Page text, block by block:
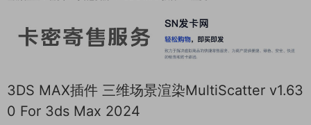
3DS MAX插件 三维场景渲染MultiScatter v1.63
0 For 3ds Max 2024